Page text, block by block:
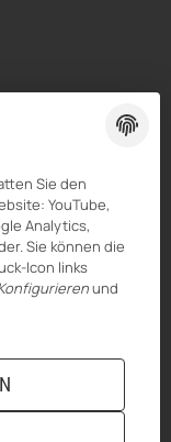
zzgl.
Sie den
YouTube,
Analytics,
Sie können die
Icon links
und